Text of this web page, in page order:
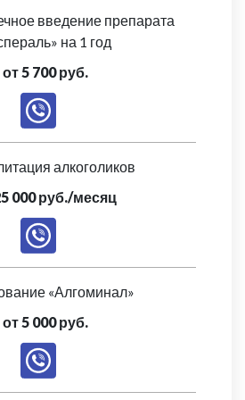
введение препарата
на 1 год
от 5 700 руб.
алкоголиков
000 руб./месяц
«Алгоминал»
от 5 000 руб.